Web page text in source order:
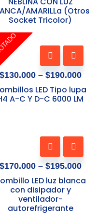
Las
opciones
pueden
elegir
en
página
de
AMARILLa (Otros
Socket Tricolor)
producto
tiene
variantes.
pueden
elegir
en
la
página
de
producto
$130.000 – $190.000
LED Tipo lupa
A-C Y D-C 6000 LM
Este
producto
tiene
variantes.
Las
opciones
$170.000 – $195.000
LED luz blanca
con disipador y
ventilador-
autorefrigerante